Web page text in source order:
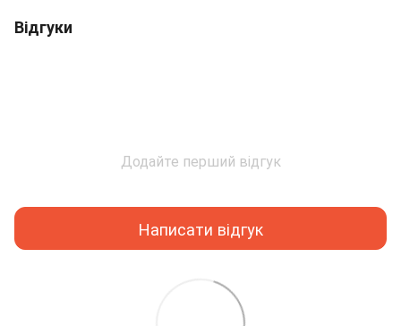
Відгуки
Додайте перший відгук
Написати відгук